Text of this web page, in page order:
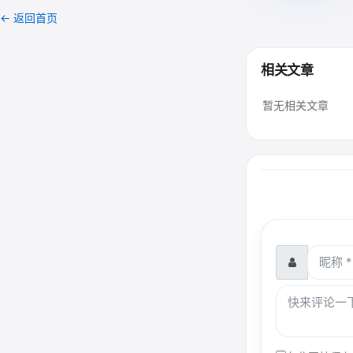
← 返回首页
相关文章
暂无相关文章